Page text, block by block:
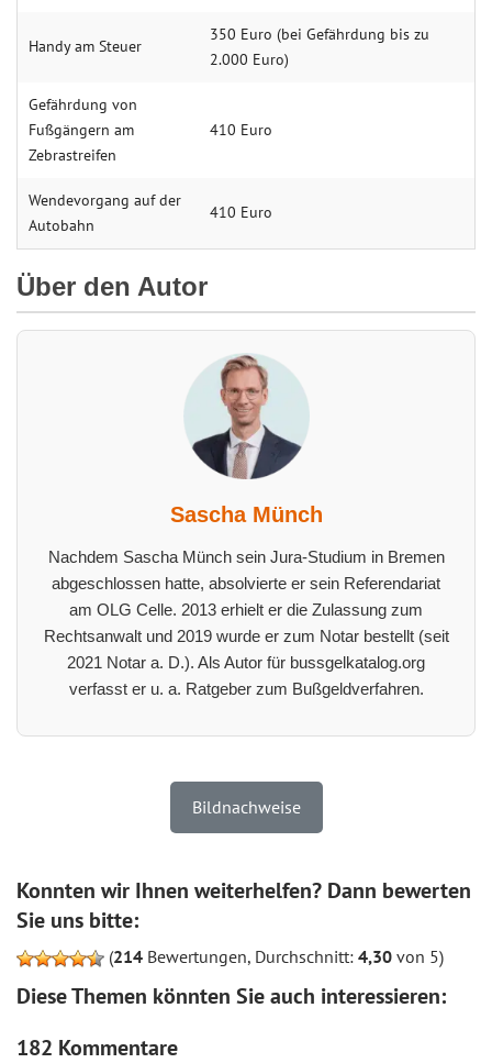
Handy am Steuer
350 Euro (bei Gefährdung bis zu
2.000 Euro)
Gefährdung von
Fußgängern am
Zebrastreifen
410 Euro
Wendevorgang auf der
Autobahn
410 Euro
Über den Autor
Sascha Münch
Nachdem Sascha Münch sein Jura-Studium in Bremen
abgeschlossen hatte, absolvierte er sein Referendariat
am OLG Celle. 2013 erhielt er die Zulassung zum
Rechtsanwalt und 2019 wurde er zum Notar bestellt (seit
2021 Notar a. D.). Als Autor für bussgelkatalog.org
verfasst er u. a. Ratgeber zum Bußgeldverfahren.
Bildnachweise
Konnten wir Ihnen weiterhelfen? Dann bewerten
Sie uns bitte:
(214 Bewertungen, Durchschnitt: 4,30 von 5)
Diese Themen könnten Sie auch interessieren:
182 Kommentare